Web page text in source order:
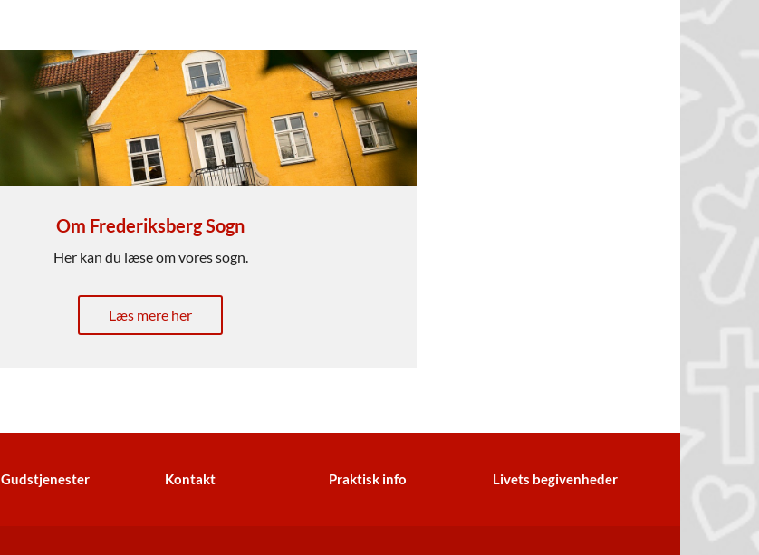
Om Frederiksberg Sogn
Her kan du læse om vores sogn.
Læs mere her
Gudstjenester Kontakt Praktisk info Livets begivenheder